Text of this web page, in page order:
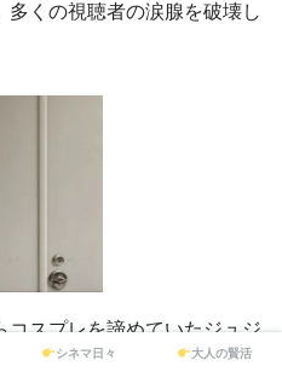
くの視聴者の涙腺を破壊し
コスプレを諦めていたジュジ
イクと涼香さんの「本当はや
シネマ日々 大人の賢活